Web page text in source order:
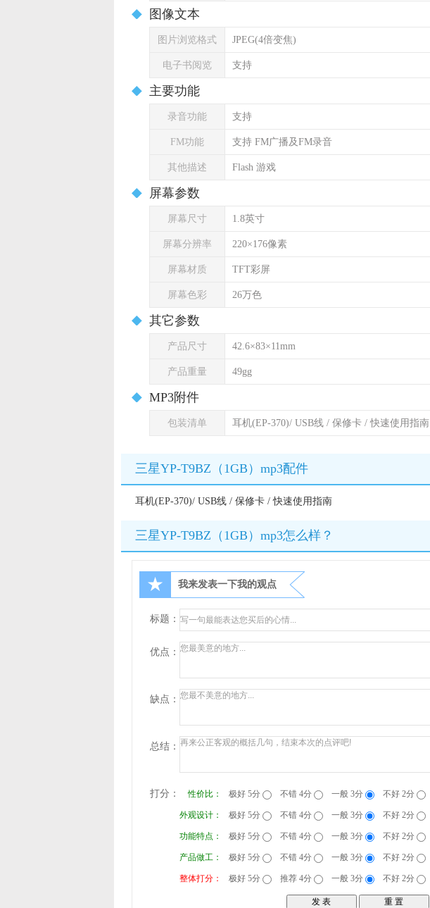
图像文本
图片浏览格式 JPEG(4倍变焦)
电子书阅览 支持
主要功能
录音功能 支持
FM功能 支持 FM广播及FM录音
其他描述 Flash 游戏
屏幕参数
屏幕尺寸 1.8英寸
屏幕分辨率 220×176像素
屏幕材质 TFT彩屏
屏幕色彩 26万色
其它参数
产品尺寸 42.6×83×11mm
产品重量 49gg
MP3附件
包装清单 耳机(EP-370)/ USB线 / 保修卡 / 快速使用指南
三星YP-T9BZ（1GB）mp3配件
耳机(EP-370)/ USB线 / 保修卡 / 快速使用指南
三星YP-T9BZ（1GB）mp3怎么样？
★ 我来发表一下我的观点
标题：
优点：
缺点：
总结：
打分： 性价比： 极好 5分 不错 4分 一般 3分 不好 2分
外观设计： 极好 5分 不错 4分 一般 3分 不好 2分
功能特点： 极好 5分 不错 4分 一般 3分 不好 2分
产品做工： 极好 5分 不错 4分 一般 3分 不好 2分
整体打分： 极好 5分 推荐 4分 一般 3分 不好 2分